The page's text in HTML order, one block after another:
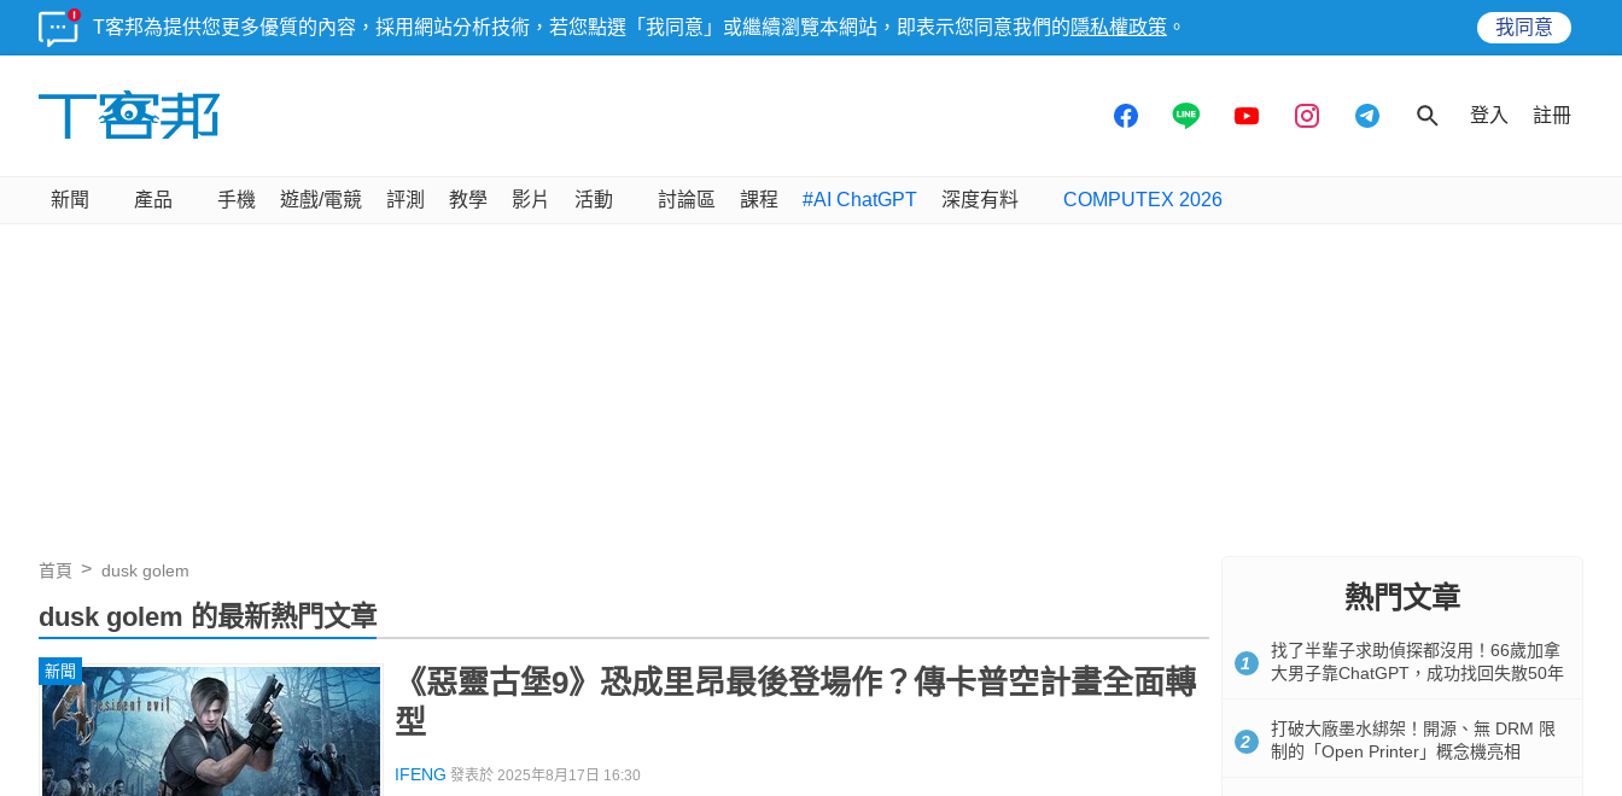
T客邦為提供您更多優質的內容，採用網站分析技術，若您點選「我同意」或繼續瀏覽本網站，即表示您同意我們的 隱私權政策 。 我同意
登入 註冊
新聞 產品 手機 遊戲/電競 評測 教學 影片 活動 討論區 課程 #AI ChatGPT 深度有料 COMPUTEX 2026
首頁 dusk golem
dusk golem 的最新熱門文章
新聞
《惡靈古堡9》恐成里昂最後登場作？傳卡普空計畫全面轉
型
IFENG 發表於 2025年8月17日 16:30
熱門文章
1
找了半輩子求助偵探都沒用！66歲加拿
大男子靠ChatGPT，成功找回失散50年
2
打破大廠墨水綁架！開源、無 DRM 限
制的「Open Printer」概念機亮相